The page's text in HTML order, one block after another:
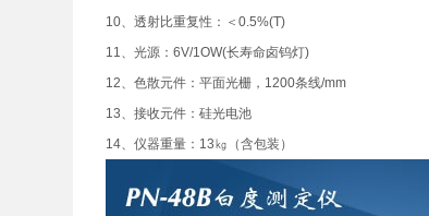
10、透射比重复性：＜0.5%(T)
11、光源：6V/1OW(长寿命卤钨灯)
12、色散元件：平面光栅，1200条线/mm
13、接收元件：硅光电池
14、仪器重量：13㎏（含包装）